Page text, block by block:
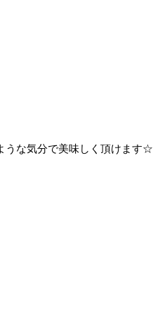
うな気分で美味しく頂けます☆